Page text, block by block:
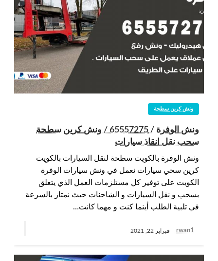
ونش كرين سطحة
ونش الوفرة / 65557275 / ونش كرين سطحة
سحب نقل انقاذ سيارات
ونش الوفرة بالكويت سطحة لنقل السيارات بالكويت
كرين سحي سيارات نعمل في ونش سيارات الوفرة
الكويت على توفير كل مستلزمات العمل الذي يتعلق
بسحب و نقل السيارات و الشاحنات حيث نمتاز بالسرعة
في تلبية الطلب أينما كنت و مهما كانت…
rwan1 فبراير 22, 2021